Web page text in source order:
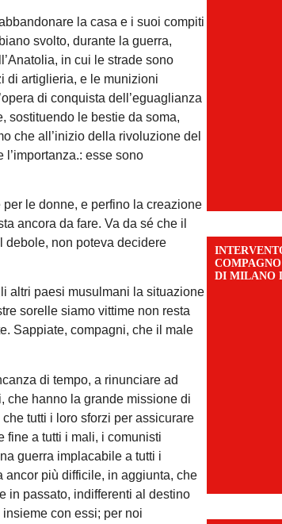
la casa e i suoi compiti
svolto, durante la guerra,
in cui le strade sono
di artiglieria, e le munizioni
di conquista dell’eguaglianza
sostituendo le bestie da soma,
che all’inizio della rivoluzione del
esse sono
le donne, e perfino la creazione
ancora da fare. Va da sé che il
debole, non poteva decidere
altri paesi musulmani la situazione
sorelle siamo vittime non resta
Sappiate, compagni, che il male
di tempo, a rinunciare ad
che hanno la grande missione di
tutti i loro sforzi per assicurare
fine a tutti i mali, i comunisti
guerra implacabile a tutti i
ancor più difficile, in aggiunta, che
in passato, indifferenti al destino
con essi; per noi
DI MILANO